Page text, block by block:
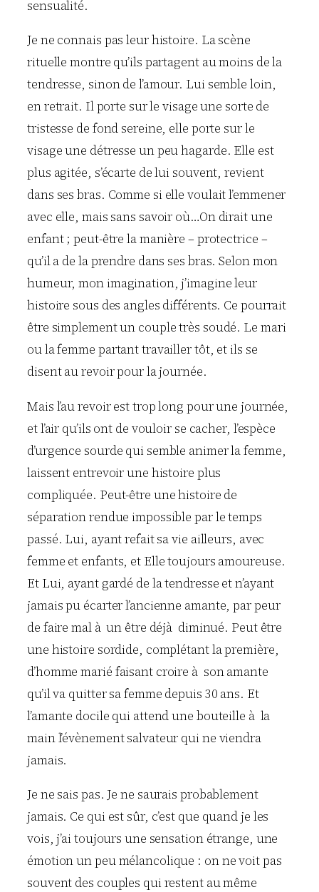
sensualité.
Je ne connais pas leur histoire. La scène
rituelle montre qu’ils partagent au moins de la
tendresse, sinon de l’amour. Lui semble loin,
en retrait. Il porte sur le visage une sorte de
tristesse de fond sereine, elle porte sur le
visage une détresse un peu hagarde. Elle est
plus agitée, s’écarte de lui souvent, revient
dans ses bras. Comme si elle voulait l’emmener
avec elle, mais sans savoir où…On dirait une
enfant ; peut-être la manière – protectrice –
qu’il a de la prendre dans ses bras. Selon mon
humeur, mon imagination, j’imagine leur
histoire sous des angles différents. Ce pourrait
être simplement un couple très soudé. Le mari
ou la femme partant travailler tôt, et ils se
disent au revoir pour la journée.
Mais l’au revoir est trop long pour une journée,
et l’air qu’ils ont de vouloir se cacher, l’espèce
d’urgence sourde qui semble animer la femme,
laissent entrevoir une histoire plus
compliquée. Peut-être une histoire de
séparation rendue impossible par le temps
passé. Lui, ayant refait sa vie ailleurs, avec
femme et enfants, et Elle toujours amoureuse.
Et Lui, ayant gardé de la tendresse et n’ayant
jamais pu écarter l’ancienne amante, par peur
de faire mal à un être déjà diminué. Peut être
une histoire sordide, complétant la première,
d’homme marié faisant croire à son amante
qu’il va quitter sa femme depuis 30 ans. Et
l’amante docile qui attend une bouteille à la
main l’évènement salvateur qui ne viendra
jamais.
Je ne sais pas. Je ne saurais probablement
jamais. Ce qui est sûr, c’est que quand je les
vois, j’ai toujours une sensation étrange, une
émotion un peu mélancolique : on ne voit pas
souvent des couples qui restent au même